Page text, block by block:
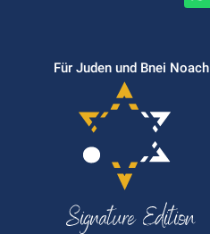
Für Juden und Bnei Noach